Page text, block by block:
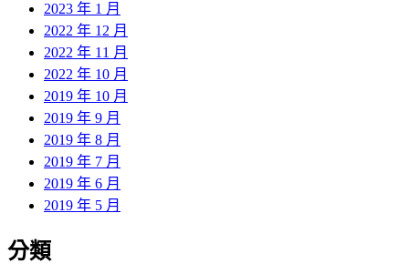
2023 年 1 月
2022 年 12 月
2022 年 11 月
2022 年 10 月
2019 年 10 月
2019 年 9 月
2019 年 8 月
2019 年 7 月
2019 年 6 月
2019 年 5 月
分類